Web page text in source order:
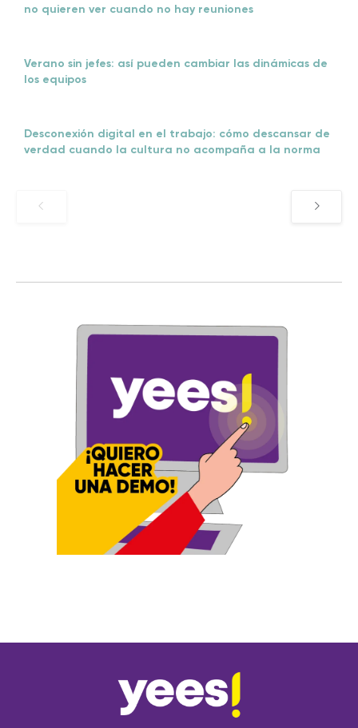
no quieren ver cuando no hay reuniones
Verano sin jefes: así pueden cambiar las dinámicas de
los equipos
Desconexión digital en el trabajo: cómo descansar de
verdad cuando la cultura no acompaña a la norma